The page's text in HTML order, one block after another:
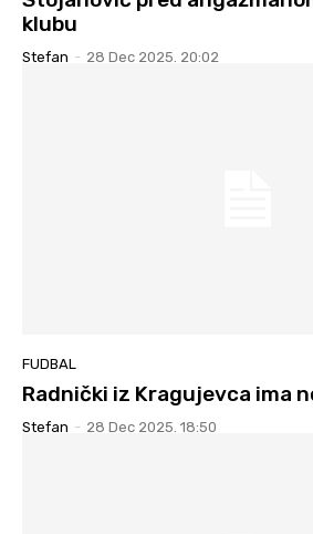
klubu
Stefan - 28 Dec 2025. 20:02
FUDBAL
Radnički iz Kragujevca ima
Stefan - 28 Dec 2025. 18:50